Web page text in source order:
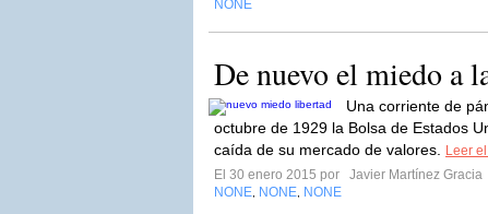
NONE
De nuevo el miedo a
Una corriente de
octubre de 1929 la Bolsa de Estados
caída de su mercado de valores.
Leer
El 30 enero 2015 por
Javier Martínez Gracia
NONE NONE NONE